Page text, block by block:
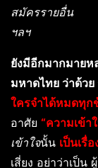
สมัครรายอื่น
ฯลฯ
ยังมีอีกมากมายห
มหาดไทย ว่าด้ว
ใครจำได้หมดทุก
อาศัย “ความเข้า
เข้าใจนั้น เป็นเรื่
เสี่ยง อย่าว่าเป็น